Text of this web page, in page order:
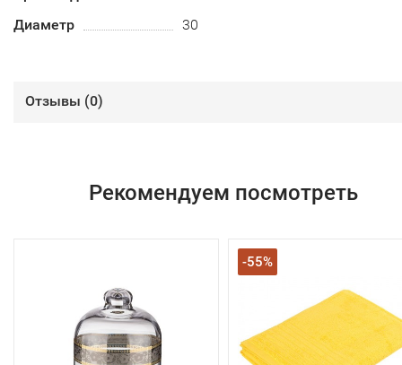
Диаметр
30
Отзывы (0)
Рекомендуем посмотреть
-55%